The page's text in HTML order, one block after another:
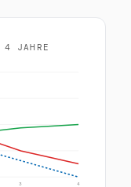
4 JAHRE
3 4